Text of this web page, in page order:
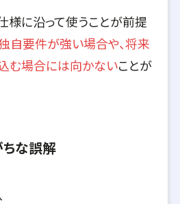
様に沿って使うことが前提
自要件が強い場合や、将来
む場合には向かないことが
ちな誤解